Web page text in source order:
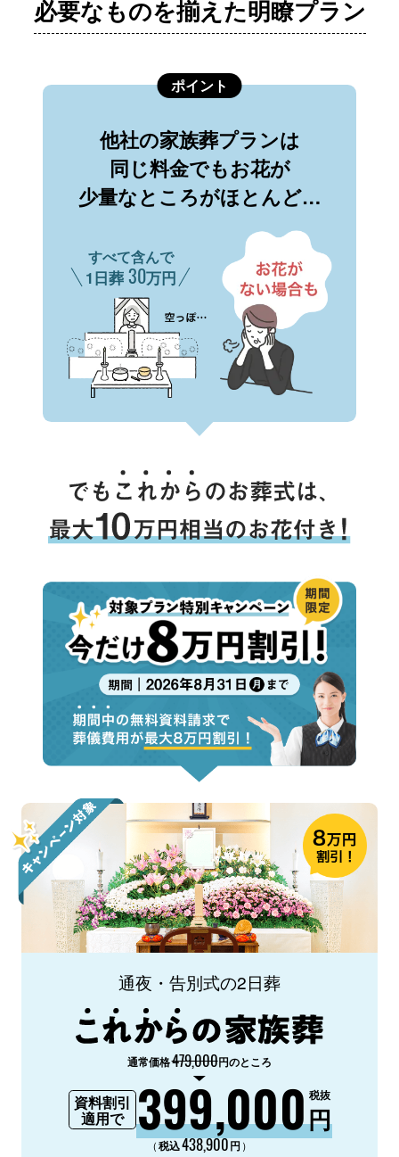
必要なものを揃えた明瞭プラン
ポイント
他社の家族葬プランは
同じ料金でもお花が
少量なところがほとんど…
すべて含んで
1日葬 30万円
通夜・告別式の2日葬
通常価格479,000円のところ
資料割引
適用で
399,000円
税抜
（税込438,900円 ）